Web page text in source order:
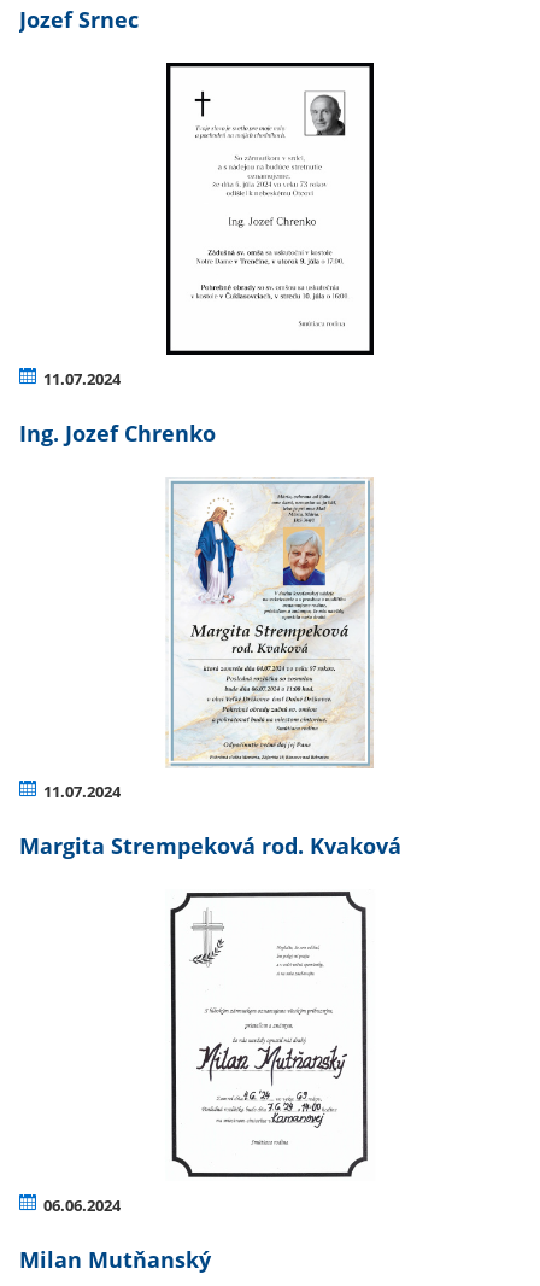
Jozef Srnec
11.07.2024
Ing. Jozef Chrenko
11.07.2024
Margita Strempeková rod. Kvaková
06.06.2024
Milan Mutňanský